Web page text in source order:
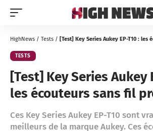
HighNews / Tests / [Test] Key Series Aukey EP-T10 : les
TESTS
[Test] Key Series Aukey
les écouteurs sans fil
Ces Key Series Aukey EP-T10 sont
meilleurs de la marque Aukey. Ces